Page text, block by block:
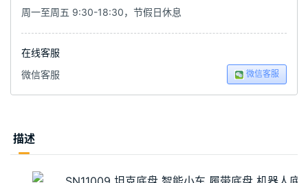
周一至周五 9:30-18:30，节假日休息
在线客服
微信客服
微信客服
描述